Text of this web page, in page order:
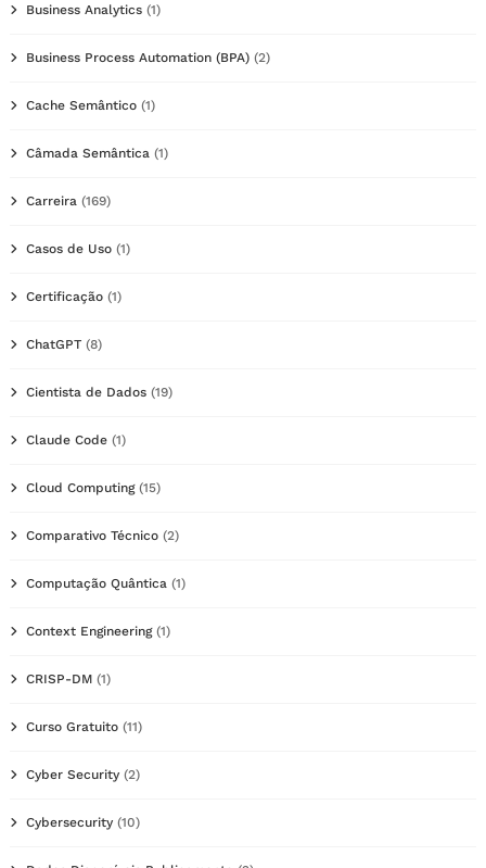
Business Analytics (1)
Business Process Automation (BPA) (2)
Cache Semântico (1)
Câmada Semântica (1)
Carreira (169)
Casos de Uso (1)
Certificação (1)
ChatGPT (8)
Cientista de Dados (19)
Claude Code (1)
Cloud Computing(15)
Comparativo Técnico (2)
Computação Quântica (1)
Context Engineering(1)
CRISP-DM (1)
Curso Gratuito (11)
Cyber Security (2)
Cybersecurity (10)